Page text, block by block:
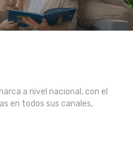
a nivel nacional, con el
en todos sus canales,